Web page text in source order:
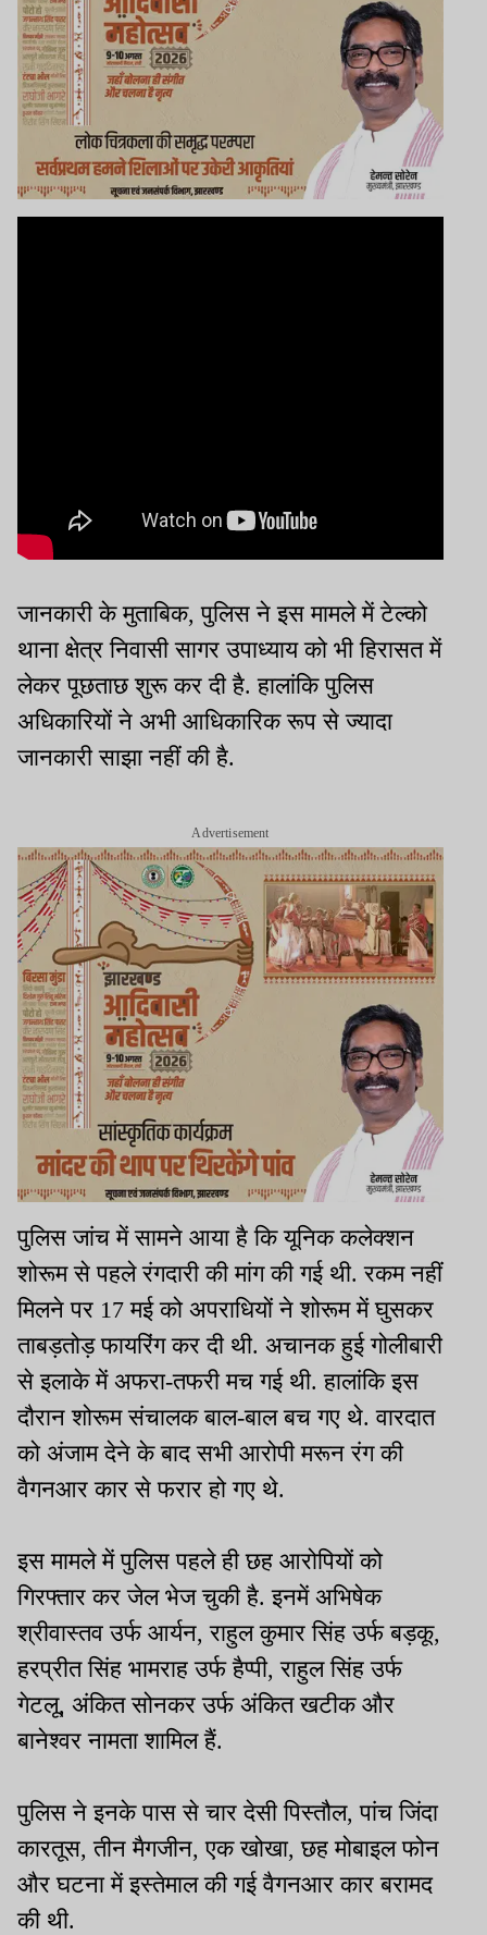
जानकारी के मुताबिक, पुलिस ने इस मामले में टेल्को
थाना क्षेत्र निवासी सागर उपाध्याय को भी हिरासत में
लेकर पूछताछ शुरू कर दी है. हालांकि पुलिस
अधिकारियों ने अभी आधिकारिक रूप से ज्यादा
जानकारी साझा नहीं की है.
Advertisement
पुलिस जांच में सामने आया है कि यूनिक कलेक्शन
शोरूम से पहले रंगदारी की मांग की गई थी. रकम नहीं
मिलने पर 17 मई को अपराधियों ने शोरूम में घुसकर
ताबड़तोड़ फायरिंग कर दी थी. अचानक हुई गोलीबारी
से इलाके में अफरा-तफरी मच गई थी. हालांकि इस
दौरान शोरूम संचालक बाल-बाल बच गए थे. वारदात
को अंजाम देने के बाद सभी आरोपी मरून रंग की
वैगनआर कार से फरार हो गए थे.
इस मामले में पुलिस पहले ही छह आरोपियों को
गिरफ्तार कर जेल भेज चुकी है. इनमें अभिषेक
श्रीवास्तव उर्फ आर्यन, राहुल कुमार सिंह उर्फ बड़कू,
हरप्रीत सिंह भामराह उर्फ हैप्पी, राहुल सिंह उर्फ
गेटलू, अंकित सोनकर उर्फ अंकित खटीक और
बानेश्वर नामता शामिल हैं.
पुलिस ने इनके पास से चार देसी पिस्तौल, पांच जिंदा
कारतूस, तीन मैगजीन, एक खोखा, छह मोबाइल फोन
और घटना में इस्तेमाल की गई वैगनआर कार बरामद
की थी.